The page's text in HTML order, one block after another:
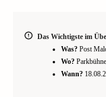
Das Wichtigste im
Was? Post
Wo?
Wann?